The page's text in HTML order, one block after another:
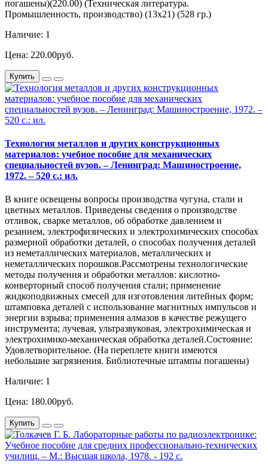
погашены)(220.00) (Техническая литература.
Промышленность, производство) (13х21) (528 гр.)
Наличие: 1
Цена: 220.00руб.
Купить
Технология металлов и других конструкционных
материалов: учебное пособие для механических
специальностей вузов. – Ленинград: Машиностроение,
1972. – 520 с.: ил.
В книге освещены вопросы производства чугуна, стали и
цветных металлов. Приведены сведения о производстве
отливок, сварке металлов, об обработке давлением и
резанием, электрофизических и электрохимических способах
размерной обработки деталей, о способах получения деталей
из неметаллических материалов, металлических и
неметаллических порошков.Рассмотрены технологические
методы получения и обработки металлов: кислотно-
конверторный способ получения стали; применение
жидкоподвижных смесей для изготовления литейных форм;
штамповка деталей с использование магнитных импульсов и
энергии взрыва; применения алмазов в качестве режущего
инструмента; лучевая, ультразвуковая, электрохимическая и
электрохимико-механическая обработка деталей.Состояние:
Удовлетворительное. (На переплете книги имеются
небольшие загрязнения. Библиотечные штампы погашены)
Наличие: 1
Цена: 180.00руб.
Купить